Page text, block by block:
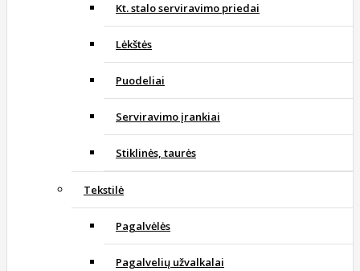
Kt. stalo serviravimo priedai
Lėkštės
Puodeliai
Serviravimo įrankiai
Stiklinės, taurės
Tekstilė
Pagalvėlės
Pagalvelių užvalkalai